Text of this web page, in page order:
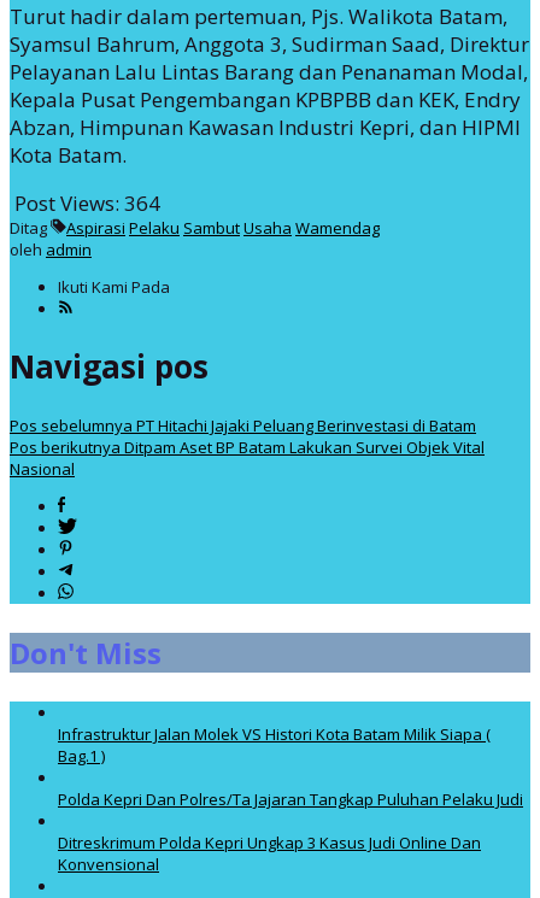
Turut hadir dalam pertemuan, Pjs. Walikota Batam,
Syamsul Bahrum, Anggota 3, Sudirman Saad, Direktur
Pelayanan Lalu Lintas Barang dan Penanaman Modal,
Kepala Pusat Pengembangan KPBPBB dan KEK, Endry
Abzan, Himpunan Kawasan Industri Kepri, dan HIPMI
Kota Batam.
Post Views: 364
Ditag Aspirasi Pelaku SambutUsaha Wamendag
oleh admin
Ikuti Kami Pada
Navigasi pos
Pos sebelumnya PT Hitachi Jajaki Peluang Berinvestasi di Batam
Pos berikutnya Ditpam Aset BP Batam Lakukan Survei Objek Vital
Nasional
Don't Miss
Infrastruktur Jalan Molek VS Histori Kota Batam Milik Siapa (
Bag.1 )
Polda Kepri Dan Polres/Ta Jajaran Tangkap Puluhan Pelaku Judi
Ditreskrimum Polda Kepri Ungkap 3 Kasus Judi Online Dan
Konvensional